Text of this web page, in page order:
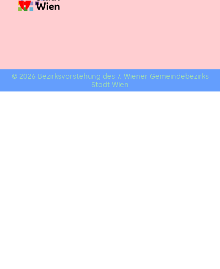
© 2026 Bezirksvorstehung des 7. Wiener Gemeindebezirks
Stadt Wien